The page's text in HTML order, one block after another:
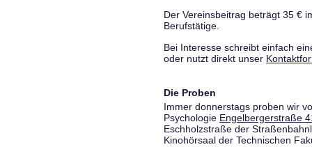
Der Vereinsbeitrag beträgt 35 €
Berufstätige.
Bei Interesse schreibt einfach
oder nutzt direkt unser
Die Proben
Immer donnerstags proben wir
Psychologie Engelbergerstraße
Eschholzstraße der
Kinohörsaal der Technischen